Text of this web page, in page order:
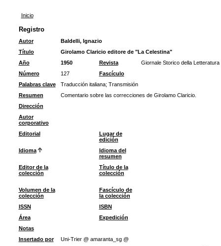
Inicio
Registro
Autor
Baldelli, Ignazio
Título
Girolamo Claricio editore de "La Celestina"
Año
1950 Revista
Giornale Storico della Letteratura
Número
127
Fascículo
Palabras clave
Traducción italiana; Transmisión
Resumen
Comentario sobre las correcciones de Girolamo Claricio.
Dirección
Autor
corporativo
Editorial
Lugar de
edición
Idioma
Idioma del
resumen
Editor de la
colección
Título de la
colección
Volumen de la
colección
Fascículo de
la colección
ISSN
ISBN
Área
Expedición
Notas
Insertado por
Uni-Trier @ amaranta_sg @